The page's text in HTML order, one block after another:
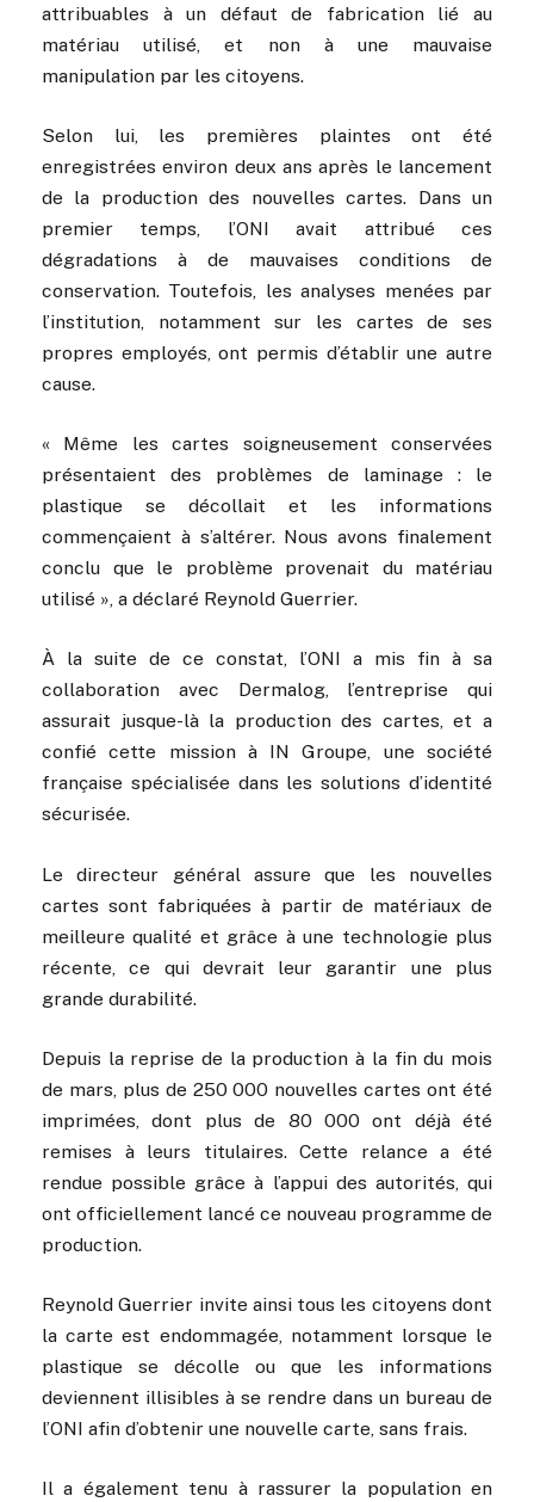
attribuables à un défaut de fabrication lié au
matériau utilisé, et non à une mauvaise
manipulation par les citoyens.
Selon lui, les premières plaintes ont été
enregistrées environ deux ans après le lancement
de la production des nouvelles cartes. Dans un
premier temps, l’ONI avait attribué ces
dégradations à de mauvaises conditions de
conservation. Toutefois, les analyses menées par
l’institution, notamment sur les cartes de ses
propres employés, ont permis d’établir une autre
cause.
« Même les cartes soigneusement conservées
présentaient des problèmes de laminage : le
plastique se décollait et les informations
commençaient à s’altérer. Nous avons finalement
conclu que le problème provenait du matériau
utilisé », a déclaré Reynold Guerrier.
À la suite de ce constat, l’ONI a mis fin à sa
collaboration avec Dermalog, l’entreprise qui
assurait jusque-là la production des cartes, et a
confié cette mission à IN Groupe, une société
française spécialisée dans les solutions d’identité
sécurisée.
Le directeur général assure que les nouvelles
cartes sont fabriquées à partir de matériaux de
meilleure qualité et grâce à une technologie plus
récente, ce qui devrait leur garantir une plus
grande durabilité.
Depuis la reprise de la production à la fin du mois
de mars, plus de 250 000 nouvelles cartes ont été
imprimées, dont plus de 80 000 ont déjà été
remises à leurs titulaires. Cette relance a été
rendue possible grâce à l’appui des autorités, qui
ont officiellement lancé ce nouveau programme de
production.
Reynold Guerrier invite ainsi tous les citoyens dont
la carte est endommagée, notamment lorsque le
plastique se décolle ou que les informations
deviennent illisibles à se rendre dans un bureau de
l’ONI afin d’obtenir une nouvelle carte, sans frais.
Il a également tenu à rassurer la population en